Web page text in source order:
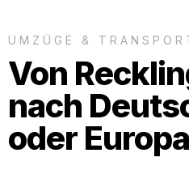
UMZÜGE &
Von
nach
oder Europa